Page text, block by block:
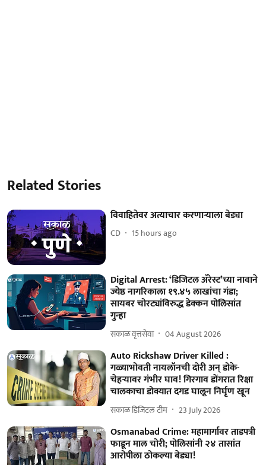
Related Stories
विवाहितेवर अत्याचार करणाऱ्याला बेड्या
CD 15 hours ago
Digital Arrest: ‘डिजिटल ॲरेस्ट’च्या नावाने
ज्येष्ठ नागरिकाला १९.४५ लाखांचा गंडा;
सायबर चोरट्यांविरुद्ध डेक्कन पोलिसांत
गुन्हा
सकाळ वृत्तसेवा 04 August 2026
Auto Rickshaw Driver Killed :
गळ्याभोवती नायलॉनची दोरी अन् डोके-
चेहऱ्यावर गंभीर घाव! गिरगाव डोंगरात रिक्षा
चालकाचा डोक्यात दगड घालून निर्घृण खून
सकाळ डिजिटल टीम 23 July 2026
Osmanabad Crime: महामार्गावर ताडपत्री
फाडून माल चोरी; पोलिसांनी २४ तासांत
आरोपीला ठोकल्या बेड्या!